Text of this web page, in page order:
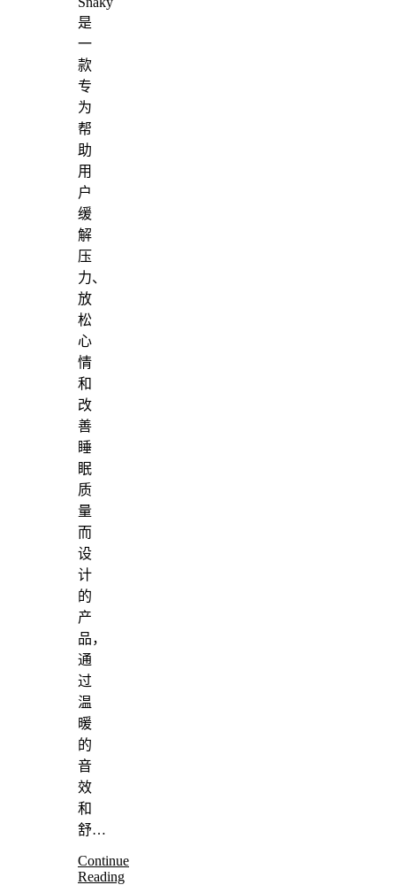
是
一
款
专
为
帮
助
用
户
缓
解
压
力、
放
松
心
情
和
改
善
睡
眠
质
量
而
设
计
的
产
品，
通
过
温
暖
的
音
效
和
舒…
Continue
Reading